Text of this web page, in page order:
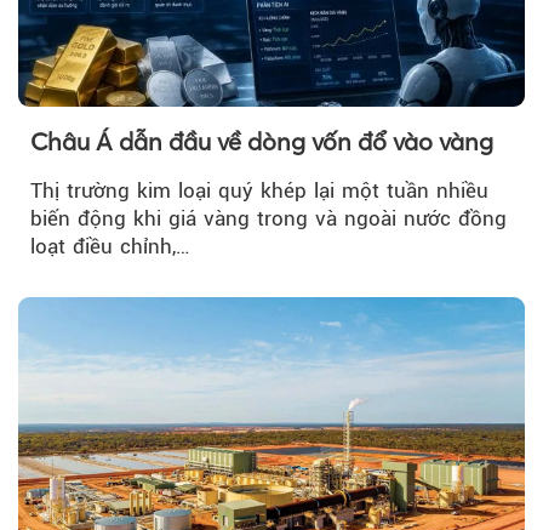
Châu Á dẫn đầu về dòng vốn đổ vào vàng
Thị trường kim loại quý khép lại một tuần nhiều
biến động khi giá vàng trong và ngoài nước đồng
loạt điều chỉnh,…